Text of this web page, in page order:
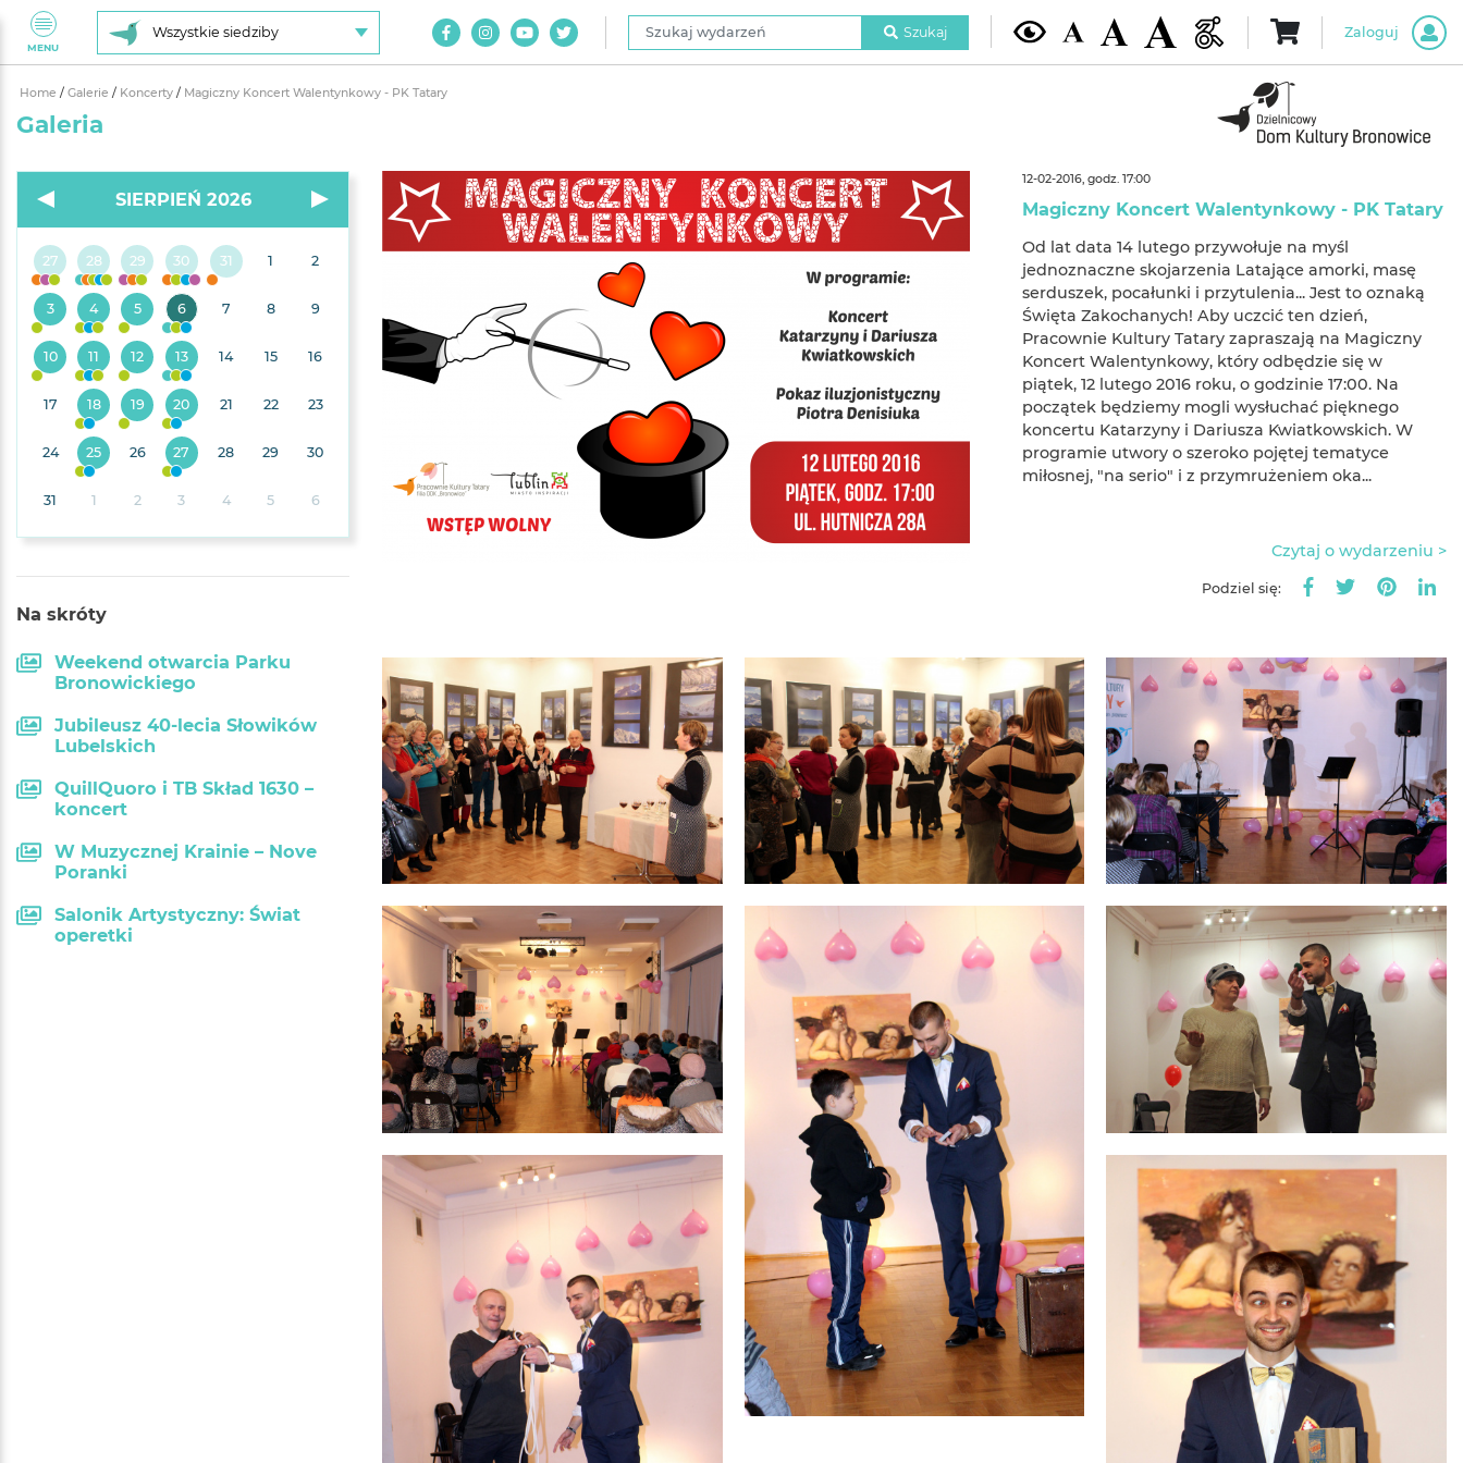
MENU
Wszystkie siedziby
Szukaj wydarzeń
Szukaj Zaloguj
Home / Galerie / Koncerty / Magiczny Koncert Walentynkowy - PK Tatary
Galeria
12-02-2016, godz. 17:00
Magiczny Koncert Walentynkowy - PK Tatary
Od lat data 14 lutego przywołuje na myśl
jednoznaczne skojarzenia Latające amorki, masę
serduszek, pocałunki i przytulenia... Jest to oznaką
Święta Zakochanych! Aby uczcić ten dzień,
Pracownie Kultury Tatary zapraszają na Magiczny
Koncert Walentynkowy, który odbędzie się w
piątek, 12 lutego 2016 roku, o godzinie 17:00. Na
początek będziemy mogli wysłuchać pięknego
koncertu Katarzyny i Dariusza Kwiatkowskich. W
programie utwory o szeroko pojętej tematyce
miłosnej, "na serio" i z przymrużeniem oka...
Czytaj o wydarzeniu >
Podziel się:
SIERPIEŃ 2026
27 28 29 30 31 1 2
3 4 5 6 7 8 9
10 11 12 13 14 15 16
17 18 19 20 21 22 23
24 25 26 27 28 29 30
31 1 2 3 4 5 6
Na skróty
Weekend otwarcia Parku
Bronowickiego
Jubileusz 40-lecia Słowików
Lubelskich
QuillQuoro i TB Skład 1630 –
koncert
W Muzycznej Krainie – Nove
Poranki
Salonik Artystyczny: Świat
operetki